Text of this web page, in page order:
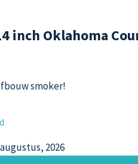
inch Oklahoma
smoker!
2026